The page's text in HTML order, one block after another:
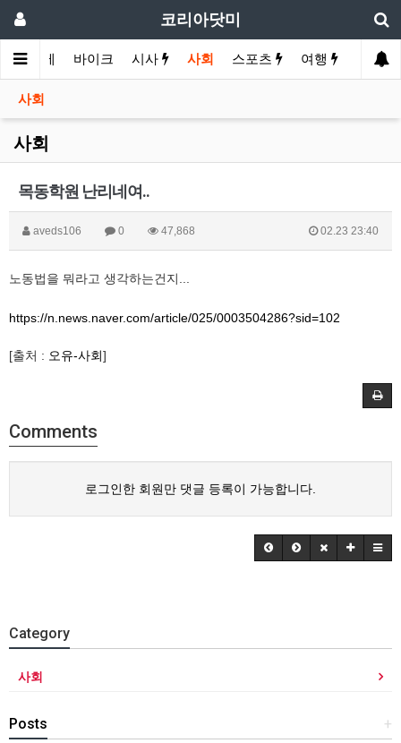
코리아닷미
경제 바이크 시사 사회 스포츠 여행 유머
사회
사회
목동학원 난리네여..
aveds106 0 47,868 02.23 23:40
노동법을 뭐라고 생각하는건지...
https://n.news.naver.com/article/025/0003504286?sid=102
[출처 : 오유-사회]
Comments
로그인한 회원만 댓글 등록이 가능합니다.
Category
사회
+
Posts